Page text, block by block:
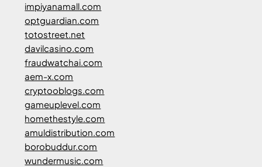
impiyanamall.com
optguardian.com
totostreet.net
davilcasino.com
fraudwatchai.com
aem-x.com
cryptooblogs.com
gameuplevel.com
homethestyle.com
amuldistribution.com
borobuddur.com
wundermusic.com